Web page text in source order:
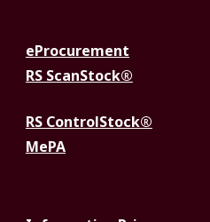
eProcurement
RS ScanStock®
RS ControlStock®
MePA